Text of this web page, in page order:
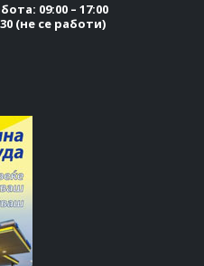
09:00 – 17:00
(не се работи)